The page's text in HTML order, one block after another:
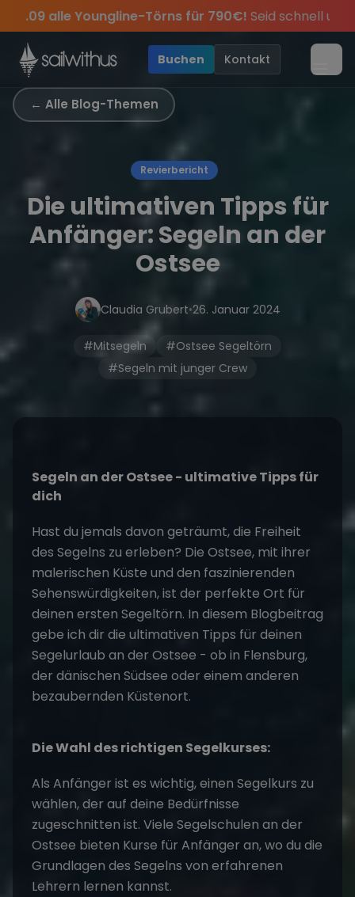
Skip to content
790€!Seid schnell und sichert euch die letzten
Sichere Dir jetztDein Meilenbuch und Deine
Angebote mehr Sowie20€ Rabatt auf deinen ersten
sei dabei. Season Closing Party 2026!Die
Buchen Kontakt
← Alle Blog-Themen
Revierbericht
Die ultimativen Tipps für
Anfänger: Segeln an der
Ostsee
Claudia Grubert•26. Januar 2024
#Mitsegeln
#Ostsee Segeltörn
#Segeln mit junger Crew
Segeln an der Ostsee - ultimative Tipps für
dich
Hast du jemals davon geträumt, die Freiheit
des Segelns zu erleben? Die Ostsee, mit ihrer
malerischen Küste und den faszinierenden
Sehenswürdigkeiten, ist der perfekte Ort für
deinen ersten Segeltörn. In diesem Blogbeitrag
gebe ich dir die ultimativen Tipps für deinen
Segelurlaub an der Ostsee - ob in Flensburg,
der dänischen Südsee oder einem anderen
bezaubernden Küstenort.
Die Wahl des richtigen Segelkurses:
Als Anfänger ist es wichtig, einen Segelkurs zu
wählen, der auf deine Bedürfnisse
zugeschnitten ist. Viele Segelschulen an der
Ostsee bieten Kurse für Anfänger an, wo du die
Grundlagen des Segelns von erfahrenen
Lehrern lernen kannst.